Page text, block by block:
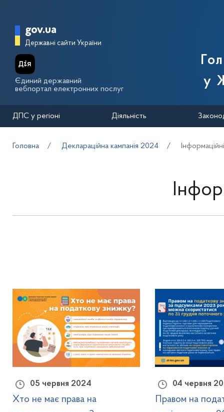
Головна сторінка Державної
gov.ua
Державні сайти України
Єдиний державний
вебпортал електронних послуг
у
ДПС у регіоні Діяльність
Головна Деклараційна кампанія 2024
05 червня 2024
Хто не має права на
04 червня
Правом на